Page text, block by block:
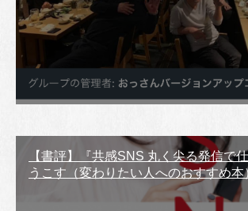
【書評】『共感SNS 丸く尖る発信で
うこす（変わりたい人へのおすすめ本